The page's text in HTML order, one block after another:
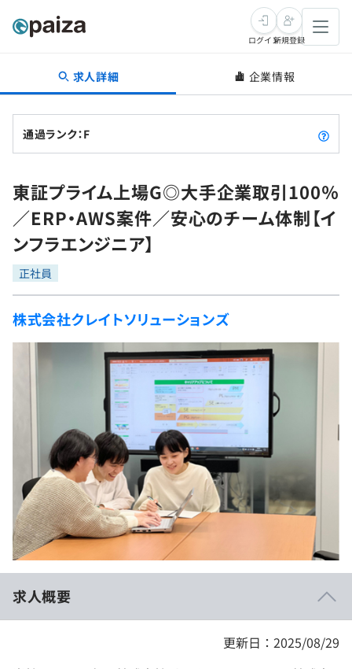
転職・キャリア
転職成功ガイド
転職エージェント
インタビュー
転職成功ガイド
新卒就活
求人検索
本選考
インターン
新卒エージェント
イベント・セミナー
就活成功ガイド
学習
問題集
4択課題
個人向けプラン
法人向けプラン
学校向けプラン
契約内容・クーポン
プログラミング言語
再チャレンジ結果一覧
ゲーム・マンガ
Tech Team Journal
paizaとは？
ログイン新規登録
求人詳細 企業情報
通過ランク：F
東証プライム上場G◎大手企業取引100％
／ERP・AWS案件／安心のチーム体制【イ
ンフラエンジニア】
正社員
株式会社クレイトソリューションズ
求人概要
更新日：2025/08/29